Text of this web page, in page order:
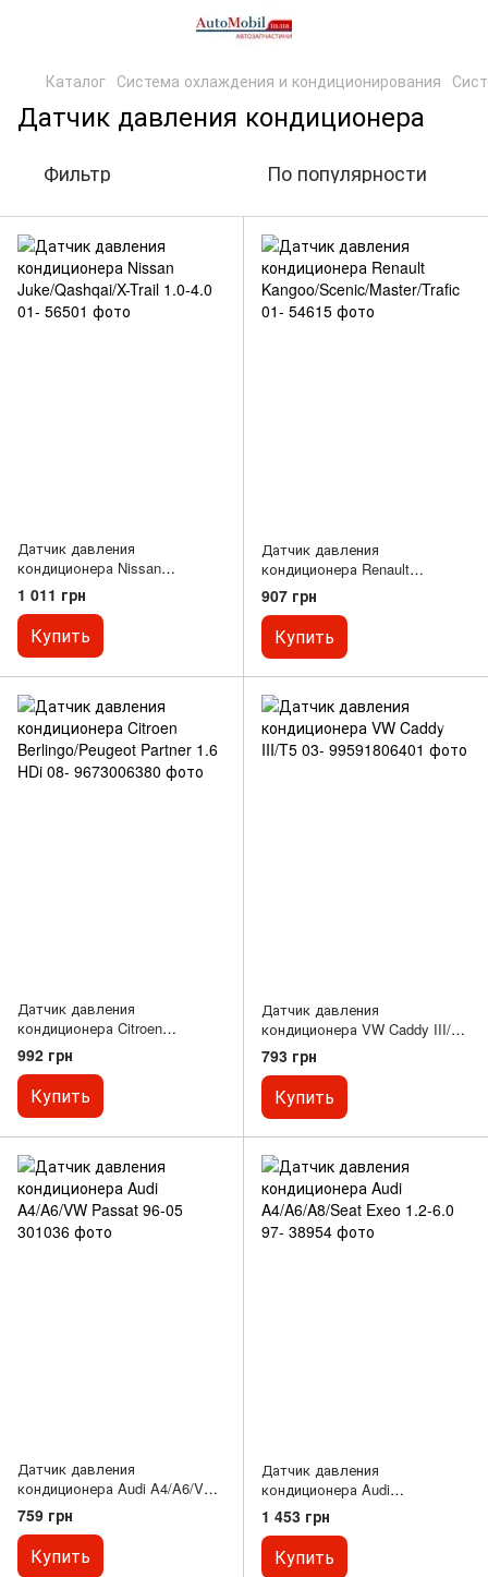
Каталог Система охлаждения и кондиционирования
Датчик давления кондиционера
Фильтр По популярности
Датчик давления
кондиционера Nissan
Juke/Qashqai/X-Trail 1.0-4.0 01-
1 011 грн
Купить
Датчик давления
кондиционера Renault
Kangoo/Scenic/Master/Trafic 01-
907 грн
Купить
Датчик давления
кондиционера Citroen
Berlingo/Peugeot Partner 1.6
HDi 08-
992 грн
Купить
Датчик давления
кондиционера VW Caddy III/T5
03-
793 грн
Купить
Датчик давления
кондиционера Audi A4/A6/VW
Passat 96-05
759 грн
Купить
Датчик давления
кондиционера Audi
A4/A6/A8/Seat Exeo 1.2-6.0 97-
1 453 грн
Купить